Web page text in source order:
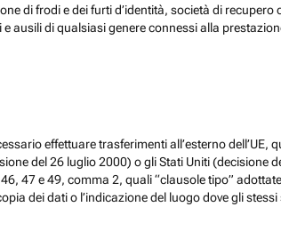
di frodi e dei furti d’identità, società di
di qualsiasi genere connessi alla
effettuare trasferimenti all’esterno dell’UE,
del 26 luglio 2000) o gli Stati Uniti (decisione
47 e 49, comma 2, quali “clausole tipo”
dei dati o l’indicazione del luogo dove gli